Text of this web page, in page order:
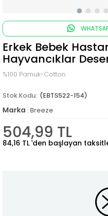
Erkek Bebek
Hayvancıklar
%100 Pamuk-Cotton
(EBTS522-154)
Marka : Breeze
504,99 TL
84,16 TL 'den başlayan